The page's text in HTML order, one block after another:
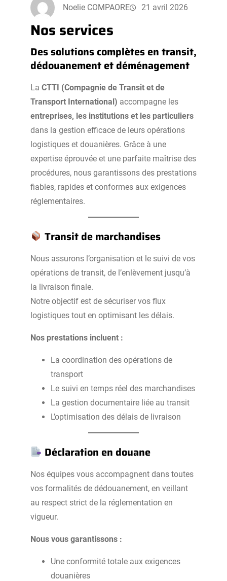
Noelie COMPAORE 21 avril 2026
Nos services
Des solutions complètes en transit,
dédouanement et déménagement
La CTTI (Compagnie de Transit et de
Transport International) accompagne les
entreprises, les institutions et les particuliers
dans la gestion efficace de leurs opérations
logistiques et douanières. Grâce à une
expertise éprouvée et une parfaite maîtrise des
procédures, nous garantissons des prestations
fiables, rapides et conformes aux exigences
réglementaires.
Transit de marchandises
Nous assurons l’organisation et le suivi de vos
opérations de transit, de l’enlèvement jusqu’à
la livraison finale.
Notre objectif est de sécuriser vos flux
logistiques tout en optimisant les délais.
Nos prestations incluent :
La coordination des opérations de
transport
Le suivi en temps réel des marchandises
La gestion documentaire liée au transit
L’optimisation des délais de livraison
Déclaration en douane
Nos équipes vous accompagnent dans toutes
vos formalités de dédouanement, en veillant
au respect strict de la réglementation en
vigueur.
Nous vous garantissons :
Une conformité totale aux exigences
douanières